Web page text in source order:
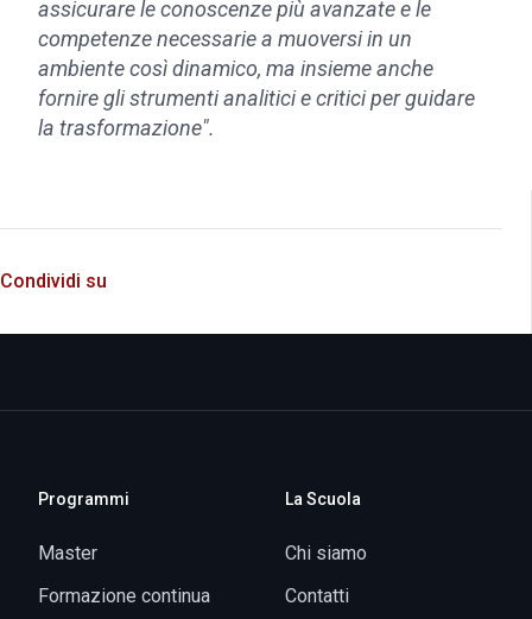
Condividi su
assicurare le conoscenze più avanzate e le
competenze necessarie a muoversi in un
ambiente così dinamico, ma insieme anche
fornire gli strumenti analitici e critici per guidare
la trasformazione".
Programmi
Master
Formazione continua
La Scuola
Chi siamo
Contatti